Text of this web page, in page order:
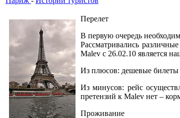
Перелет
В первую очередь
Рассматривались
Malev с 26.02.10 является
Из плюсов: дешевые билеты
Из минусов: рейс
претензий к Malev нет –
Проживание